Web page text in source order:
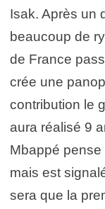
Isak. Après un
beaucoup de
de France
crée une
contribution le
aura réalisé 9
Mbappé pense
mais est
sera que la